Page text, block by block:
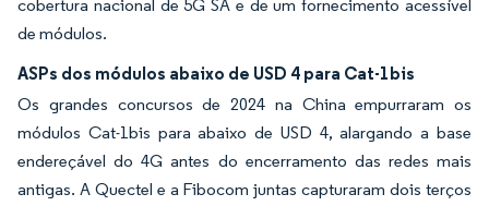
cobertura nacional de 5G SA e de um fornecimento acessível
de módulos.
ASPs dos módulos abaixo de USD 4 para Cat-1bis
Os grandes concursos de 2024 na China empurraram os
módulos Cat-1bis para abaixo de USD 4, alargando a base
endereçável do 4G antes do encerramento das redes mais
antigas. A Quectel e a Fibocom juntas capturaram dois terços